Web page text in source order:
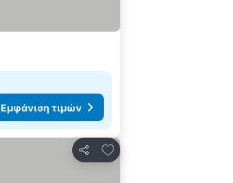
Εμφάνιση τιμών
Κοινοποίηση
Προσθήκη στα αγαπημένα